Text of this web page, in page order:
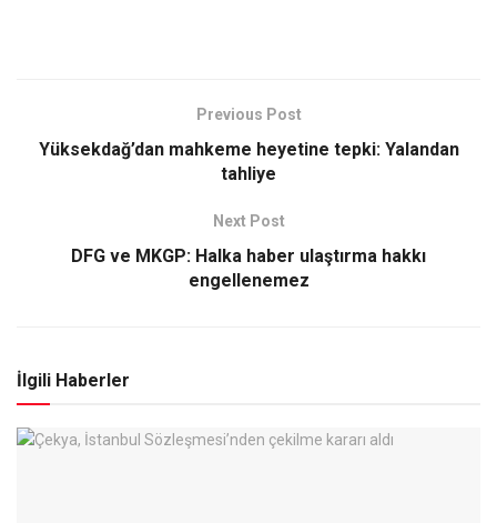
Previous Post
Yüksekdağ’dan mahkeme heyetine tepki: Yalandan
tahliye
Next Post
DFG ve MKGP: Halka haber ulaştırma hakkı
engellenemez
İlgili Haberler